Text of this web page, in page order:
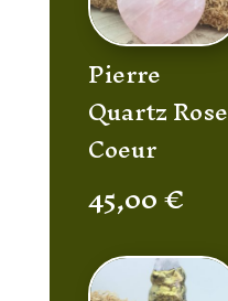
Pierre
Quartz Rose
Coeur
45,00€